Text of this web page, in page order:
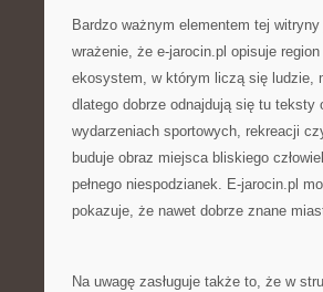
Bardzo ważnym elementem tej
wrażenie, że e-jarocin.pl opisuje
ekosystem, w którym liczą się ludzie,
dlatego dobrze odnajdują się tu
wydarzeniach sportowych, rekreacji
buduje obraz miejsca bliskiego
pełnego niespodzianek. E-jarocin.pl
pokazuje, że nawet dobrze znane
Na uwagę zasługuje także to, że w